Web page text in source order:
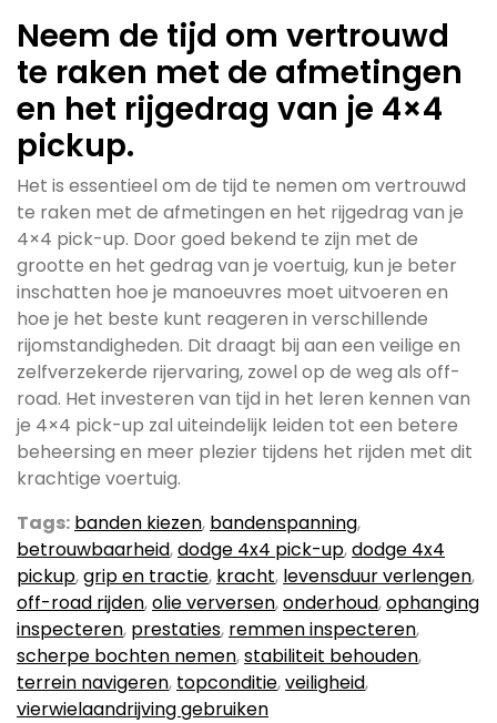
Neem de tijd om vertrouwd
te raken met de afmetingen
en het rijgedrag van je 4×4
pickup.
Het is essentieel om de tijd te nemen om vertrouwd
te raken met de afmetingen en het rijgedrag van je
4×4 pick-up. Door goed bekend te zijn met de
grootte en het gedrag van je voertuig, kun je beter
inschatten hoe je manoeuvres moet uitvoeren en
hoe je het beste kunt reageren in verschillende
rijomstandigheden. Dit draagt bij aan een veilige en
zelfverzekerde rijervaring, zowel op de weg als off-
road. Het investeren van tijd in het leren kennen van
je 4×4 pick-up zal uiteindelijk leiden tot een betere
beheersing en meer plezier tijdens het rijden met dit
krachtige voertuig.
Tags: banden kiezen, bandenspanning,
betrouwbaarheid,dodge 4x4 pick-up,dodge 4x4
pickup,grip en tractie, kracht, levensduur verlengen,
off-road rijden,olie verversen,onderhoud,ophanging
inspecteren, prestaties, remmen inspecteren,
scherpe bochten nemen,stabiliteit behouden,
terrein navigeren, topconditie,veiligheid,
vierwielaandrijving gebruiken